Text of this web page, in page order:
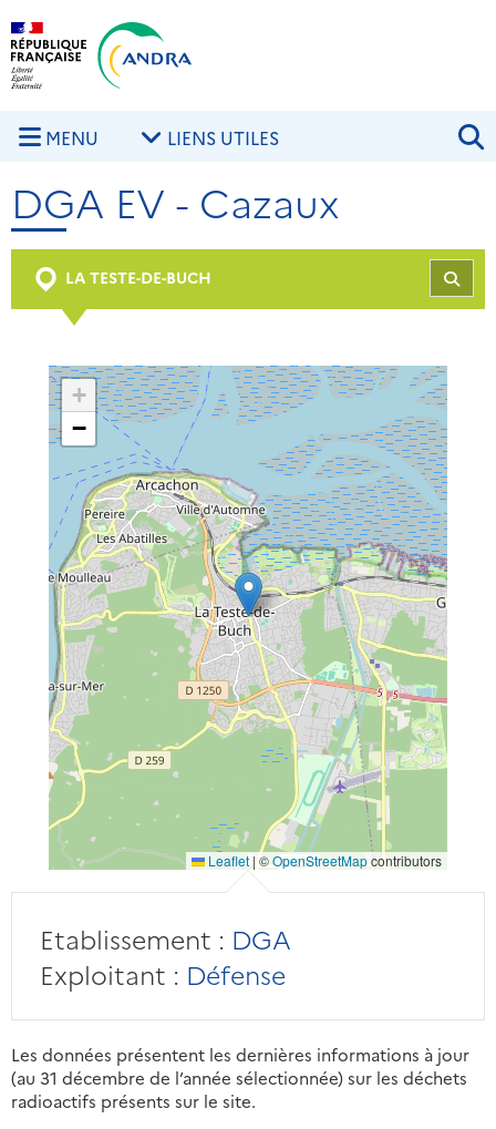
Aller au contenu principal
MENU LIENS UTILES
DGA EV - Cazaux
LA TESTE-DE-BUCH
+
−
Leaflet | ©OpenStreetMapcontributors
Etablissement : DGA
Exploitant : Défense
Les données présentent les dernières informations à jour
(au 31 décembre de l’année sélectionnée) sur les déchets
radioactifs présents sur le site.